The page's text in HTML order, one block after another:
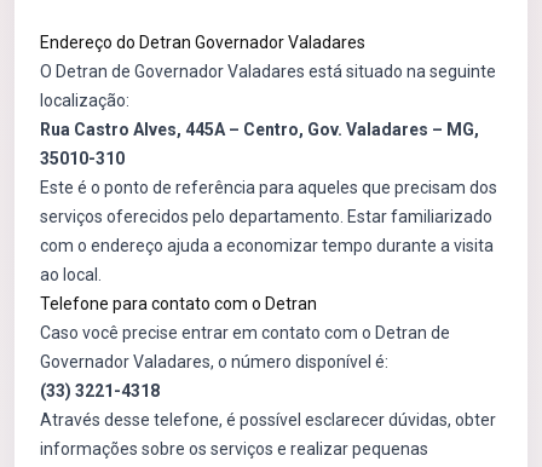
Endereço do Detran Governador Valadares
O Detran de Governador Valadares está situado na seguinte
localização:
Rua Castro Alves, 445A – Centro, Gov. Valadares – MG,
35010-310
Este é o ponto de referência para aqueles que precisam dos
serviços oferecidos pelo departamento. Estar familiarizado
com o endereço ajuda a economizar tempo durante a visita
ao local.
Telefone para contato com o Detran
Caso você precise entrar em contato com o Detran de
Governador Valadares, o número disponível é:
(33) 3221-4318
Através desse telefone, é possível esclarecer dúvidas, obter
informações sobre os serviços e realizar pequenas